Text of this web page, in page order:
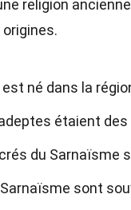
religion
né dans la
étaient
du Sarnaïsme
sont